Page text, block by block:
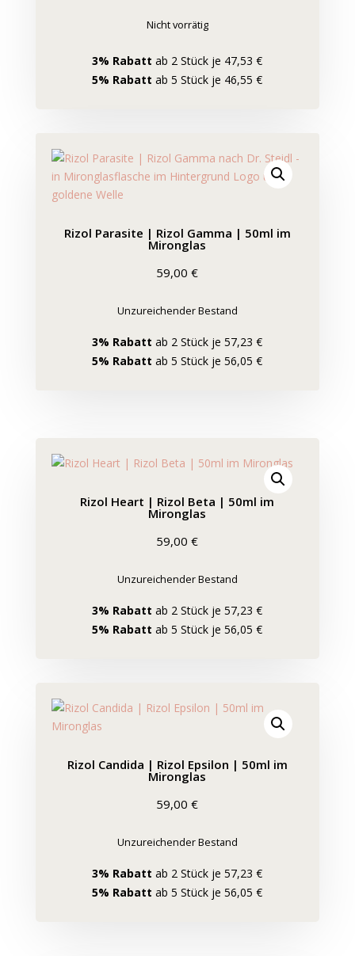
Nicht vorrätig
3% Rabatt ab 2 Stück je 47,53 €
5% Rabatt ab 5 Stück je 46,55 €
Rizol Parasite | Rizol Gamma | 50ml im
Mironglas
59,00€
Unzureichender Bestand
3% Rabatt ab 2 Stück je 57,23 €
5% Rabatt ab 5 Stück je 56,05 €
Rizol Heart | Rizol Beta | 50ml im
Mironglas
59,00€
Unzureichender Bestand
3% Rabatt ab 2 Stück je 57,23 €
5% Rabatt ab 5 Stück je 56,05 €
Rizol Candida | Rizol Epsilon | 50ml im
Mironglas
59,00€
Unzureichender Bestand
3% Rabatt ab 2 Stück je 57,23 €
5% Rabatt ab 5 Stück je 56,05 €